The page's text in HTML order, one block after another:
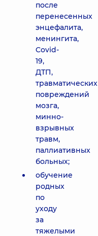
после
перенесенных
энцефалита,
менингита,
Covid-
19,
ДТП,
травматических
повреждений
мозга,
минно-
взрывных
травм,
паллиативных
больных;
обучение
родных
по
уходу
за
тяжелыми